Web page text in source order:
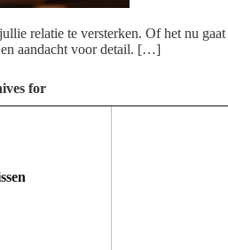
relatie te versterken. Of het nu
en aandacht voor detail. […]
for